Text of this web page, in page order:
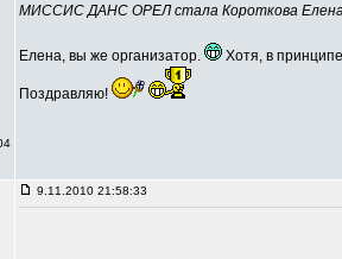
МИССИС ДАНС ОРЕЛ стала Короткова
Елена, вы же организатор. Хотя, в
Поздравляю!
9.11.2010 21:58:33